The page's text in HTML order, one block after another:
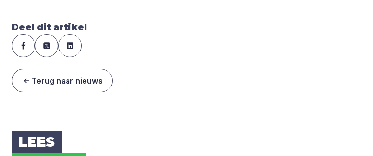
Deel dit artikel
Terug naar nieuws
LEES